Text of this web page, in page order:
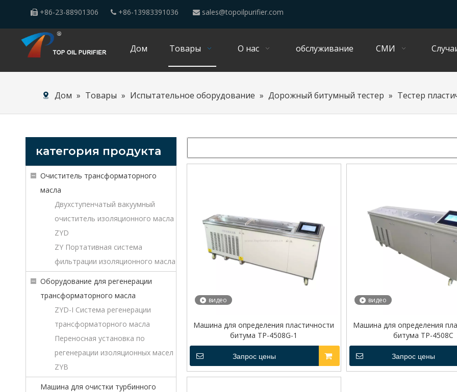
 +86-23-88901306  +86-13983391036  sales@topoilpurifier.com
Дом Товары О нас обслуживание СМИ
Дом » Товары » Испытательное оборудование » Дорожный битумный тестер » Тестер
категория продукта
Очиститель трансформаторного
масла
Двухступенчатый вакуумный
очиститель изоляционного масла
ZYD
ZY Портативная система
фильтрации изоляционного масла
Оборудование для регенерации
трансформаторного масла
ZYD-I Система регенерации
трансформаторного масла
Переносная установка по
регенерации изоляционных масел
ZYB
Машина для очистки турбинного
видео
Машина для определения пластичности
битума TP-4508G-1
Запрос цены
видео
Машина для определения
битума TP-4508C
Запрос цены